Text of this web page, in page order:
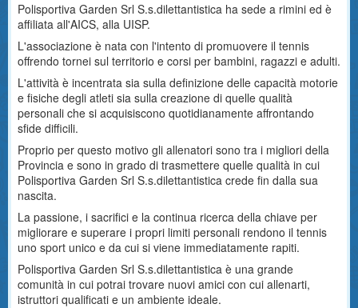
Polisportiva Garden Srl S.s.dilettantistica ha sede a rimini ed è
affiliata all'AICS, alla UISP.
L'associazione è nata con l'intento di promuovere il tennis
offrendo tornei sul territorio e corsi per bambini, ragazzi e adulti.
L'attività è incentrata sia sulla definizione delle capacità motorie
e fisiche degli atleti sia sulla creazione di quelle qualità
personali che si acquisiscono quotidianamente affrontando
sfide difficili.
Proprio per questo motivo gli allenatori sono tra i migliori della
Provincia e sono in grado di trasmettere quelle qualità in cui
Polisportiva Garden Srl S.s.dilettantistica crede fin dalla sua
nascita.
La passione, i sacrifici e la continua ricerca della chiave per
migliorare e superare i propri limiti personali rendono il tennis
uno sport unico e da cui si viene immediatamente rapiti.
Polisportiva Garden Srl S.s.dilettantistica è una grande
comunità in cui potrai trovare nuovi amici con cui allenarti,
istruttori qualificati e un ambiente ideale.